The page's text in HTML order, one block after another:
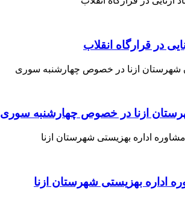
در قرارگاه انقلاب
ازنا در خصوص چهارشنبه ‌سوری
اداره بهزیستی شهرستان ازنا